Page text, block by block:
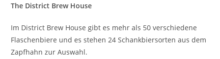
The District Brew House
Im District Brew House gibt es mehr als 50 verschiedene
Flaschenbiere und es stehen 24 Schankbiersorten aus dem
Zapfhahn zur Auswahl.